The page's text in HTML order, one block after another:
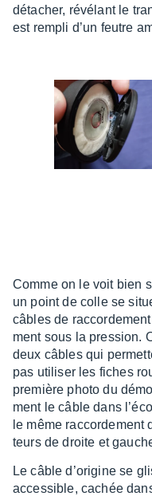
déta­cher, révé­lant le
est rempli d’un feutre
Comme on le voit bien
un point de colle se
câbles de
ment sous la pres­sion.
deux câbles qui
pas utili­ser les fiches
première photo du
ment le câble dans
le même
teurs de droite et
Le câble d’ori­gine se
acces­sible, cachée